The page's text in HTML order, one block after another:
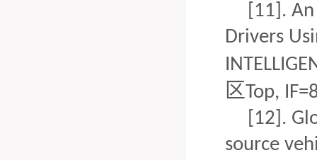
[11].
Drivers
区Top,
[12].
source